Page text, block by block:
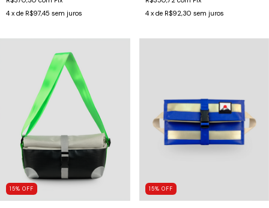
4 x de R$97,45 sem juros
4 x de R$92,30 sem juros
15% OFF 15% OFF